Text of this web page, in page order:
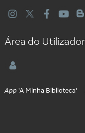
Área do Utilizador
App 'A Minha Biblioteca'